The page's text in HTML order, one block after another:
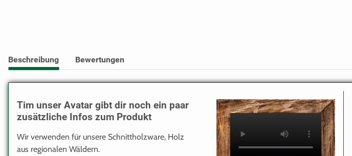
Beschreibung Bewertungen
Tim unser Avatar gibt dir noch ein paar
zusätzliche Infos zum Produkt
Wir verwenden für unsere Schnittholzware, Holz
aus regionalen Wäldern.